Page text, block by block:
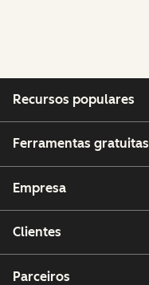
Recursos populares
Ferramentas gratuitas
Empresa
Clientes
Parceiros